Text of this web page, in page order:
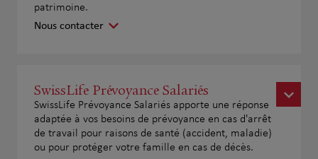
patrimoine.
Nous contacter
SwissLife Prévoyance Salariés
SwissLife Prévoyance Salariés apporte une réponse
adaptée à vos besoins de prévoyance en cas d'arrêt
de travail pour raisons de santé (accident, maladie)
ou pour protéger votre famille en cas de décès.